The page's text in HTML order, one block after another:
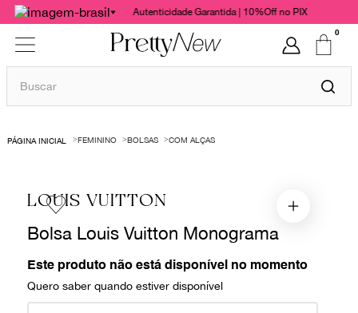
Autenticidade Garantida | 10%Off no PIX
0
Buscar
FEMININO BOLSAS COM ALÇAS
LOUIS VUITTON
Bolsa Louis Vuitton Monograma
Este produto não está disponível no momento
Quero saber quando estiver disponível
1º
bolsas
chanel
vestido
gucci
valentino